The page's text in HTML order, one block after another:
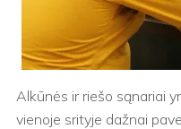
Alkūnės ir riešo sąnariai
vienoje srityje dažnai